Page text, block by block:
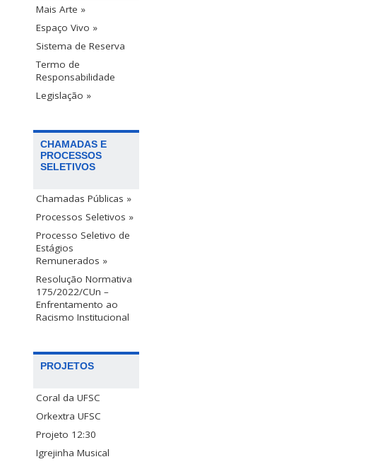
Mais Arte »
Espaço Vivo »
Sistema de Reserva
Termo de
Responsabilidade
Legislação »
CHAMADAS E
PROCESSOS
SELETIVOS
Chamadas Públicas »
Processos Seletivos »
Processo Seletivo de
Estágios
Remunerados »
Resolução Normativa
175/2022/CUn –
Enfrentamento ao
Racismo Institucional
PROJETOS
Coral da UFSC
Orkextra UFSC
Projeto 12:30
Igrejinha Musical